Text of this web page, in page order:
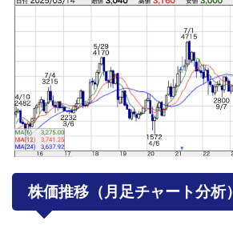
株価推移（月足チャート分析）